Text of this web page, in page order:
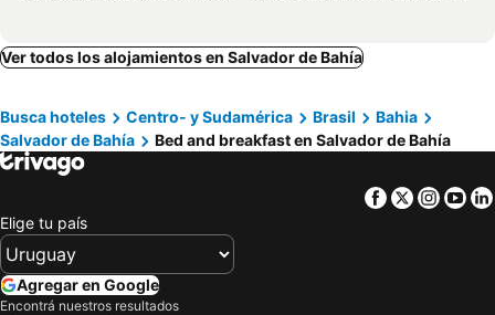
Ver todos los alojamientos en Salvador de Bahía
Busca hoteles Centro- y Sudamérica Brasil
Bahia
Salvador de Bahía
Bed and breakfast en Salvador de Bahía
Facebook
Twitter
Elige tu país
Agregar en Google
Encontrá nuestros resultados